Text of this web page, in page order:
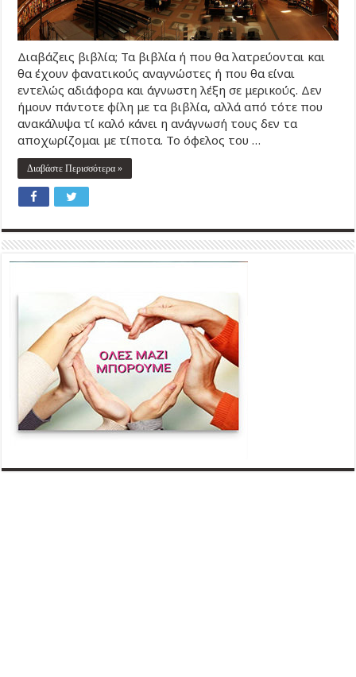
Διαβάζεις βιβλία; Τα βιβλία ή που θα λατρεύονται και
θα έχουν φανατικούς αναγνώστες ή που θα είναι
εντελώς αδιάφορα και άγνωστη λέξη σε μερικούς. Δεν
ήμουν πάντοτε φίλη με τα βιβλία, αλλά από τότε που
ανακάλυψα τί καλό κάνει η ανάγνωσή τους δεν τα
αποχωρίζομαι με τίποτα. Το όφελος του …
Διαβάστε Περισσότερα »